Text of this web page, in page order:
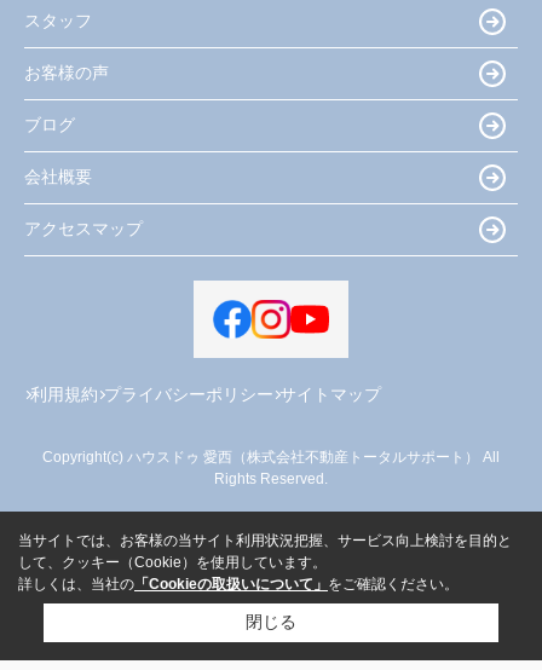
スタッフ
お客様の声
ブログ
会社概要
アクセスマップ
利用規約 プライバシーポリシー サイトマップ
Copyright(c) ハウスドゥ 愛西（株式会社不動産トータルサポート） All
Rights Reserved.
当サイトでは、お客様の当サイト利用状況把握、サービス向上検討を目的と
して、クッキー（Cookie）を使用しています。
詳しくは、当社の 「Cookieの取扱いについて」 をご確認ください。
閉じる